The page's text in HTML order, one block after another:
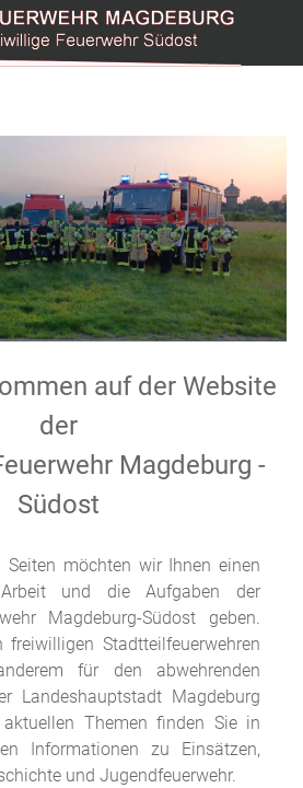
auf der Website
der
Magdeburg -
Südost
Seiten möchten wir Ihnen einen
und die Aufgaben der
Magdeburg-Südost geben.
Stadtteilfeuerwehren
für den abwehrenden
Landeshauptstadt Magdeburg
Themen finden Sie in
Informationen zu Einsätzen,
und Jugendfeuerwehr.